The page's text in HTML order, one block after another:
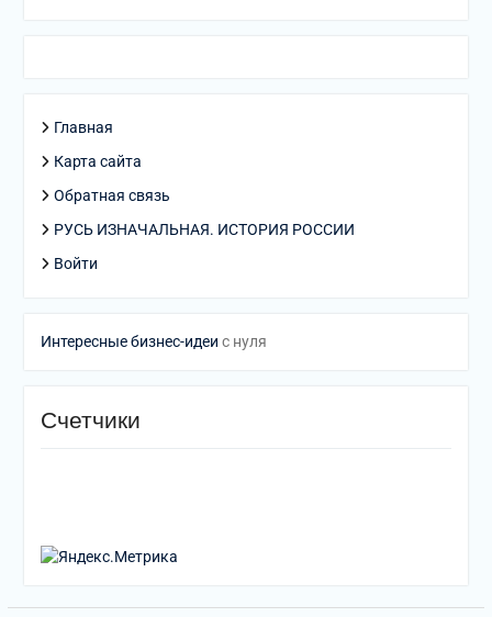
Главная
Карта сайта
Обратная связь
РУСЬ ИЗНАЧАЛЬНАЯ. ИСТОРИЯ РОССИИ
Войти
Интересные бизнес-идеи с нуля
Счетчики